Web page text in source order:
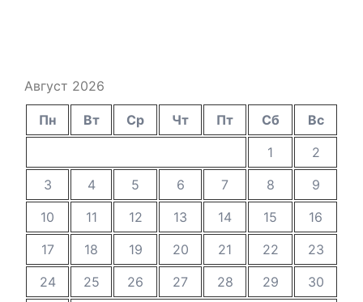
Август 2026
Пн Вт Ср Чт Пт Сб
Вс
1
2
3
4 5 6 7 8
9
10
11 12 13 14 15
16
17
18 19 20 21 22
23
24
25 26 27 28 29
30